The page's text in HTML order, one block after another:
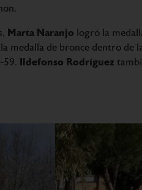
Marta Naranjo logró la
medalla de bronce dentro de
59. Ildefonso Rodríguez